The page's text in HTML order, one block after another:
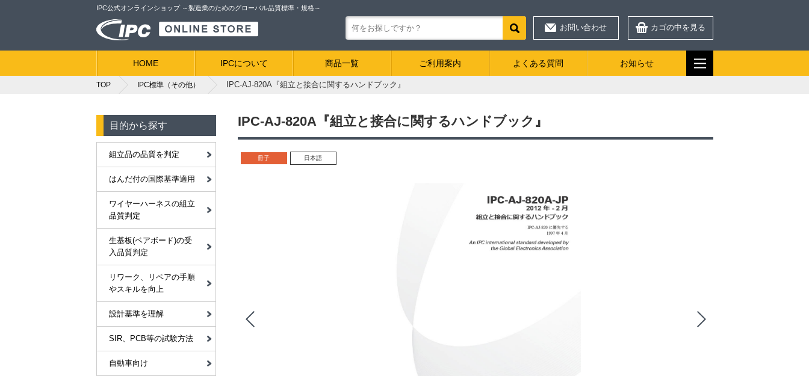
IPC公式オンラインショップ ～製造業のためのグローバル品質標準・規格～
お問い合わせ カゴの中を見る
HOME IPCについて 商品一覧 ご利用案内 よくある質問 お知らせ
TOP IPC標準（その他） IPC-AJ-820A『組立と接合に関するハンドブック』
IPC-AJ-820A『組立と接合に関するハンドブック』
冊子 日本語
目的から探す
組立品の品質を判定
はんだ付の国際基準適用
ワイヤーハーネスの組立
品質判定
生基板(ベアボード)の受
入品質判定
リワーク、リペアの手順
やスキルを向上
設計基準を理解
SIR、PCB等の試験方法
自動車向け